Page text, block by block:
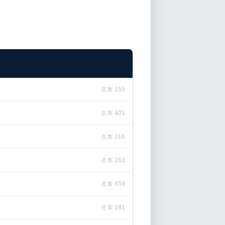
조회 155
조회 401
조회 216
조회 263
조회 659
조회 281